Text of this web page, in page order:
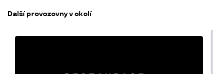
Další provozovny v okolí